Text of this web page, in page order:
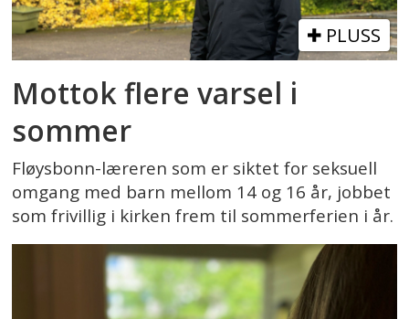
PLUSS
Mottok flere varsel i
sommer
Fløysbonn-læreren som er siktet for seksuell
omgang med barn mellom 14 og 16 år, jobbet
som frivillig i kirken frem til sommerferien i år.